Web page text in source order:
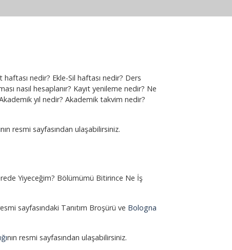
nedir? Ekle-Sil haftası nedir? Ders
nasıl hesaplanır? Kayıt yenileme nedir? Ne
yıl nedir? Akademik takvim nedir?
nın resmi sayfasından ulaşabilirsiniz.
Yiyeceğim? Bölümümü Bitirince Ne İş
sayfasındaki Tanıtım Broşürü ve Bologna
nın resmi sayfasından ulaşabilirsiniz.